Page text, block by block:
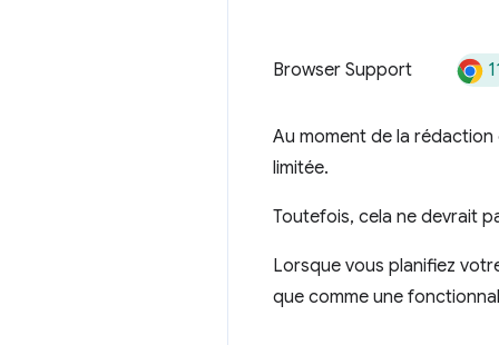
Browser Support
Au moment de la
limitée.
Toutefois, cela ne devrait
Lorsque vous planifiez
que comme une